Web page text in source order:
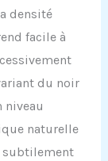
densité
facile à
du noir
niveau
naturelle
subtilement